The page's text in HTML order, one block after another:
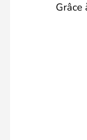
Grâce